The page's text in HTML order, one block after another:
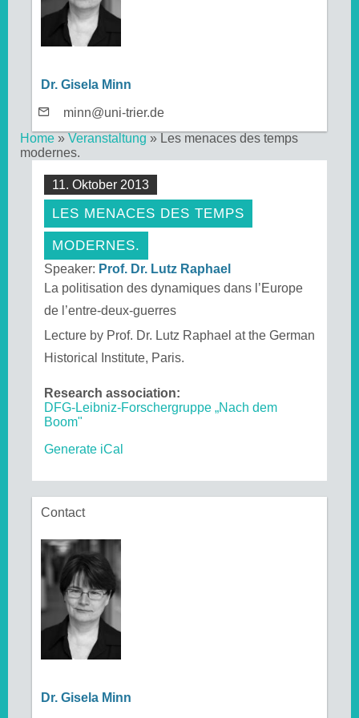
Dr. Gisela Minn
minn@uni-trier.de
Home » Veranstaltung » Les menaces des temps
modernes.
11. Oktober 2013
LES MENACES DES TEMPS
MODERNES.
Speaker: Prof. Dr. Lutz Raphael
La politisation des dynamiques dans l’Europe
de l’entre-deux-guerres
Lecture by Prof. Dr. Lutz Raphael at the German
Historical Institute, Paris.
Research association:
DFG-Leibniz-Forschergruppe „Nach dem
Boom"
Generate iCal
Contact
Dr. Gisela Minn